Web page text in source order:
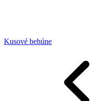
Kusové behúne